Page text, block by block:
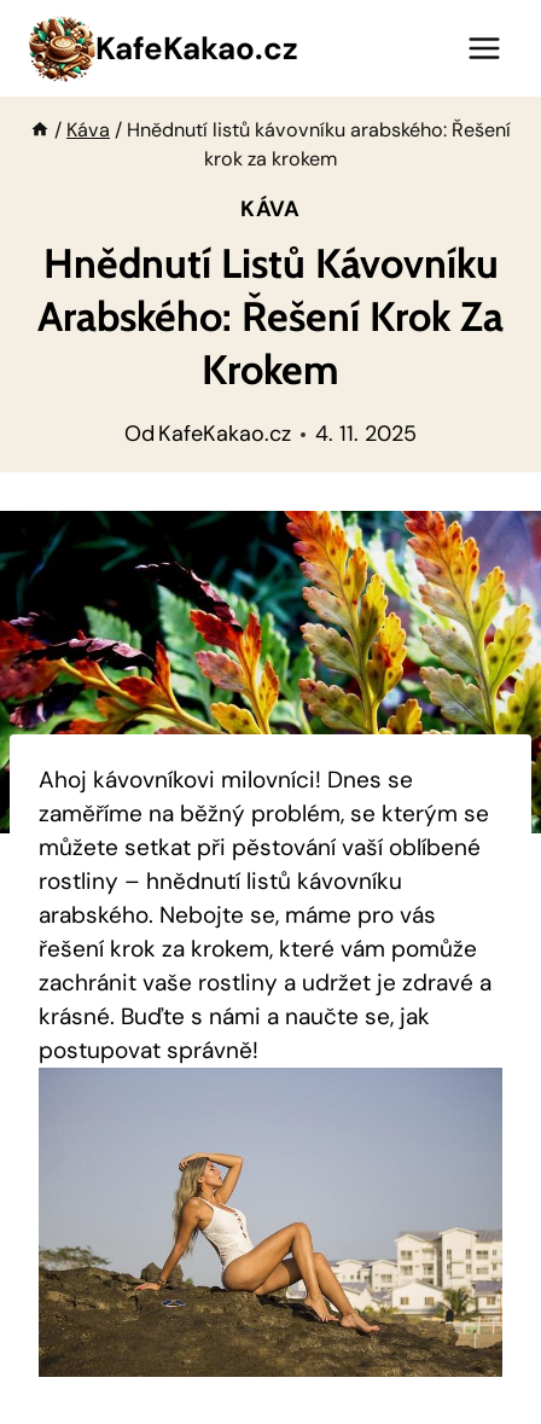
Přeskočit
obsah
KafeKakao.cz
/ Káva / Hnědnutí listů kávovníku arabského: Řešení
krok za krokem
KÁVA
Hnědnutí Listů Kávovníku
Arabského: Řešení Krok Za
Krokem
Od KafeKakao.cz 4. 11. 2025
Ahoj kávovníkovi milovníci! Dnes se
zaměříme na běžný problém, se kterým se
můžete setkat při pěstování vaší oblíbené
rostliny – hnědnutí listů kávovníku
arabského. Nebojte se, máme pro vás
řešení krok za krokem, které vám pomůže
zachránit vaše rostliny a udržet je zdravé a
krásné. Buďte s námi a naučte se, jak
postupovat správně!